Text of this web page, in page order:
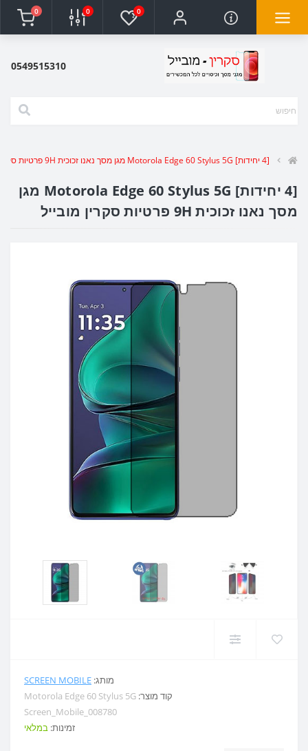
0
0
0
0549515310
[4 יחידות] Motorola Edge 60 Stylus 5G מגן מסך נאנו זכוכית 9H פרטיות סקרין מובייל
[4 יחידות] Motorola Edge 60 Stylus 5G מגן
מסך נאנו זכוכית 9H פרטיות סקרין מובייל
מותג: SCREEN MOBILE
קוד מוצר: Motorola Edge 60 Stylus 5G
Screen_Mobile_008780
זמינות: במלאי